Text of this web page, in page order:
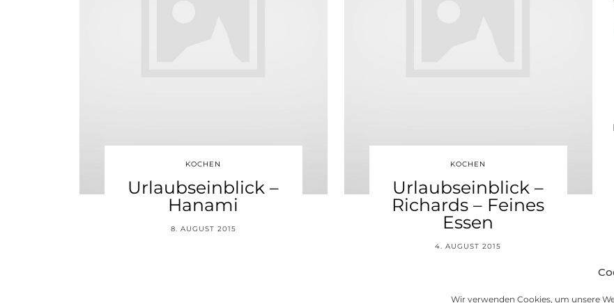
Wir verwenden Cookies, um unsere
KOCHEN
Urlaubseinblick –
Hanami
8. AUGUST 2015
KOCHEN
Urlaubseinblick –
Richards – Feines
Essen
4. AUGUST 2015